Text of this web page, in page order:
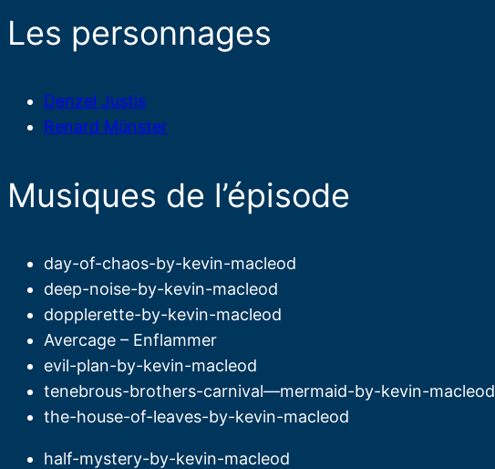
Les personnages
Denzel Justis
Renard Münster
Musiques de l’épisode
day-of-chaos-by-kevin-macleod
deep-noise-by-kevin-macleod
dopplerette-by-kevin-macleod
Avercage – Enflammer
evil-plan-by-kevin-macleod
tenebrous-brothers-carnival—mermaid-by-kevin-macleod
the-house-of-leaves-by-kevin-macleod
half-mystery-by-kevin-macleod